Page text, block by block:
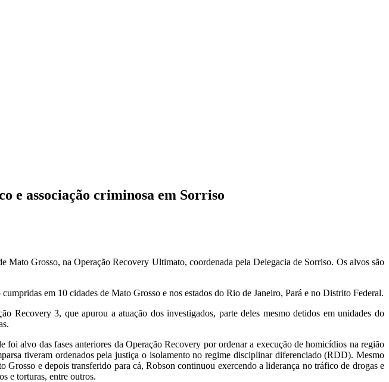
e associação criminosa em Sorriso
Grosso, na Operação Recovery Ultimato, coordenada pela Delegacia de Sorriso. Os alvos são
em 10 cidades de Mato Grosso e nos estados do Rio de Janeiro, Pará e no Distrito Federal.
Recovery 3, que apurou a atuação dos investigados, parte deles mesmo detidos em unidades do
alvo das fases anteriores da Operação Recovery por ordenar a execução de homicídios na região
tiveram ordenados pela justiça o isolamento no regime disciplinar diferenciado (RDD). Mesmo
e depois transferido para cá, Robson continuou exercendo a liderança no tráfico de drogas e
e torturas, entre outros.